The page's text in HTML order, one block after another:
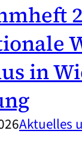
in
Aktuelles